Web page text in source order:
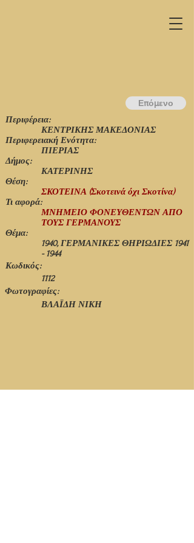
Περιφέρεια:
ΠΙΕΡΙΑΣ
ΚΕΝΤΡΙΚΗΣ ΜΑΚΕΔΟΝΙΑΣ
Περιφερειακή Ενότητα:
ΚΑΤΕΡΙΝΗΣ
Δήμος:
Θέση:
ΣΚΟΤΕΙΝΑ (Σκοτεινά όχι Σκοτίνα)
Τι αφορά:
ΜΝΗΜΕΙΟ ΦΟΝΕΥΘΕΝΤΩΝ ΑΠΟ
ΤΟΥΣ ΓΕΡΜΑΝΟΥΣ
Θέμα:
1940, ΓΕΡΜΑΝΙΚΕΣ ΘΗΡΙΩΔΙΕΣ 1941
- 1944
Φωτογραφίες:
ΒΛΑΪΔΗ ΝΙΚΗ
Κωδικός:
1112
Επόμενο